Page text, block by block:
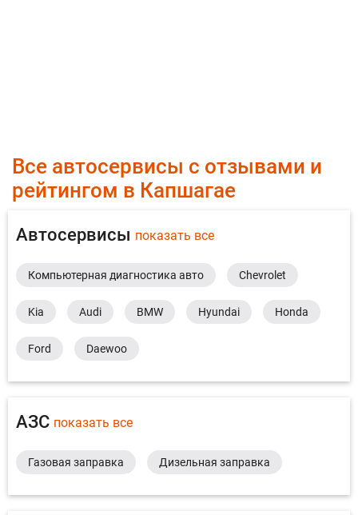
Все автосервисы с отзывами и
рейтингом в Капшагае
Автосервисы показать все
Компьютерная диагностика авто Chevrolet
Kia Audi BMW Hyundai Honda
Ford Daewoo
АЗС показать все
Газовая заправка Дизельная заправка